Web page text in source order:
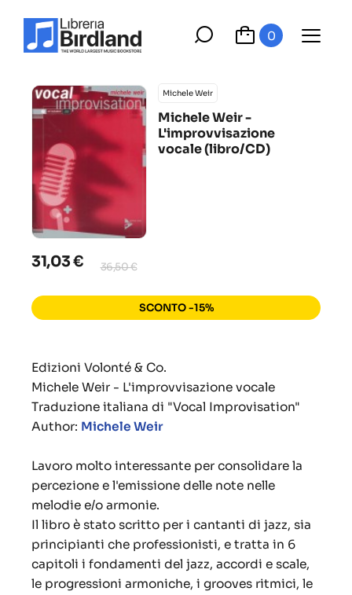
0
Michele Weir
Michele Weir -
L'improvvisazione
vocale (libro/CD)
31,03 € 36,50 €
SCONTO -15%
Edizioni Volonté & Co.
Michele Weir - L'improvvisazione vocale
Traduzione italiana di "Vocal Improvisation"
Author: Michele Weir
Lavoro molto interessante per consolidare la
percezione e l'emissione delle note nelle
melodie e/o armonie.
Il libro è stato scritto per i cantanti di jazz, sia
principianti che professionisti, e tratta in 6
capitoli i fondamenti del jazz, accordi e scale,
le progressioni armoniche, i grooves ritmici, le